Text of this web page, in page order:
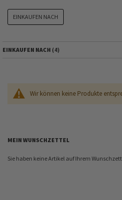
Wir können keine Produkte
EINKAUFEN NACH
EINKAUFEN NACH
MEIN WUNSCHZETTEL
Sie haben keine Artikel auf Ihrem